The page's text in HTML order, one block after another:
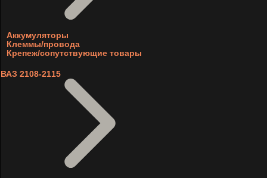
Аккумуляторы
Клеммы/провода
Крепеж/сопутствующие товары
ВАЗ 2108-2115